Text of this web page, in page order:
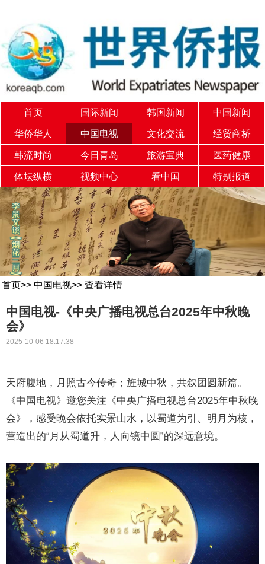
首页 国际新闻 韩国新闻 中国新闻
华侨华人 中国电视 文化交流 经贸商桥
韩流时尚 今日青岛 旅游宝典 医药健康
体坛纵横 视频中心 看中国 特别报道
首页>> 中国电视>> 查看详情
中国电视-《中央广播电视总台2025年中秋晚
会》
2025-10-06 18:17:38
天府腹地，月照古今传奇；旌城中秋，共叙团圆新篇。
《中国电视》邀您关注《中央广播电视总台2025年中秋晚
会》，感受晚会依托实景山水，以蜀道为引、明月为核，
营造出的“月从蜀道升，人向镜中圆”的深远意境。